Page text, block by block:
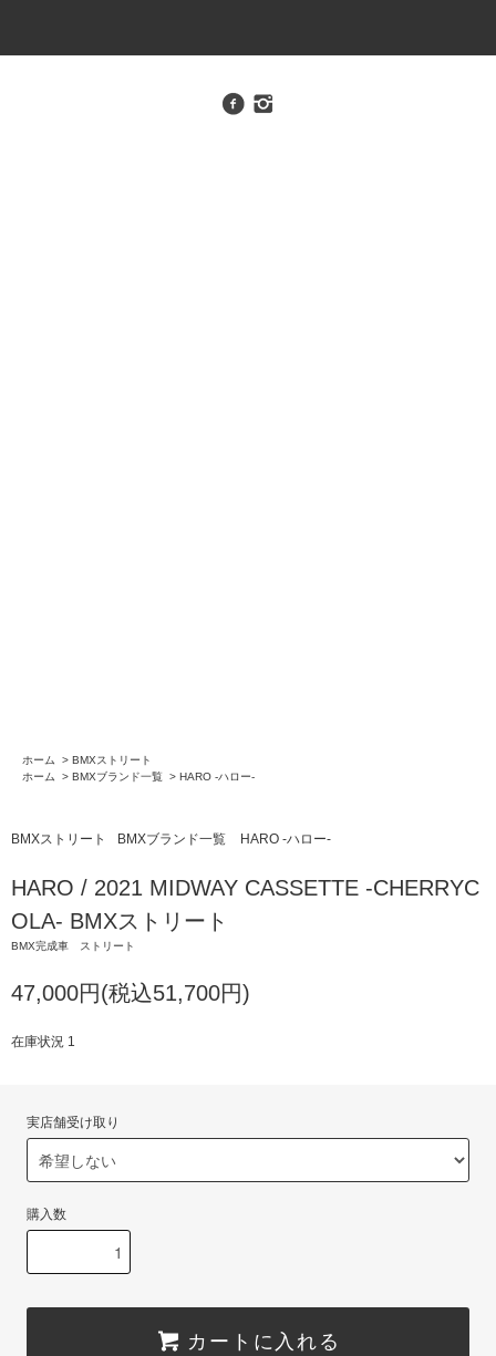
ホーム > BMXストリート
ホーム
> BMXブランド一覧 > HARO -ハロー-
BMXストリート BMXブランド一覧 HARO -ハロー-
HARO / 2021 MIDWAY CASSETTE -CHERRYC
OLA- BMXストリート
BMX完成車 ストリート
47,000円(税込51,700円)
在庫状況 1
実店舗受け取り
購入数
カートに入れる